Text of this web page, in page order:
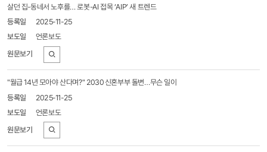
살던 집-동네서 노후를… 로봇-AI 접목 ‘AIP’ 새 트렌드
2025-11-25
언론보도
바로가기
"월급 14년 모아야 산다며?" 2030 신혼부부 돌변…무슨 일이
2025-11-25
언론보도
바로가기